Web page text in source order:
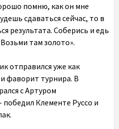
помню, как он мне
сдаваться сейчас, то в
результата. Соберись и едь
там золото».
отправился уже как
фаворит турнира. В
с Артуром
Клементе Руссо и